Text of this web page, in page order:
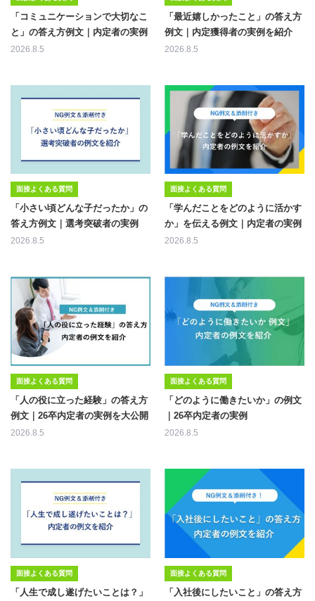
「コミュニケーションで大切なこ
と」の答え方例文｜内定者の実例
2026.8.5
「最近嬉しかったこと」の答え方
例文｜内定獲得者の実例を紹介
2026.8.5
面接よくある質問
「小さい頃どんな子だったか」の
答え方例文｜選考突破者の実例
2026.8.5
面接よくある質問
「学んだことをどのように活かす
か」を伝える例文｜内定者の実例
2026.8.5
面接よくある質問
「人の役に立った経験」の答え方
例文｜26卒内定者の実例を大公開
2026.8.5
面接よくある質問
「どのように働きたいか」の例文
｜26卒内定者の実例
2026.8.5
面接よくある質問
「人生で成し遂げたいことは？」
面接よくある質問
「入社後にしたいこと」の答え方